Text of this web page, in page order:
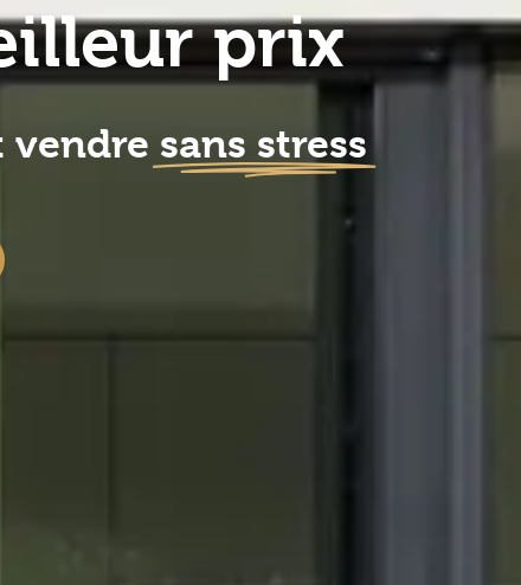
prix
vendre sans stress